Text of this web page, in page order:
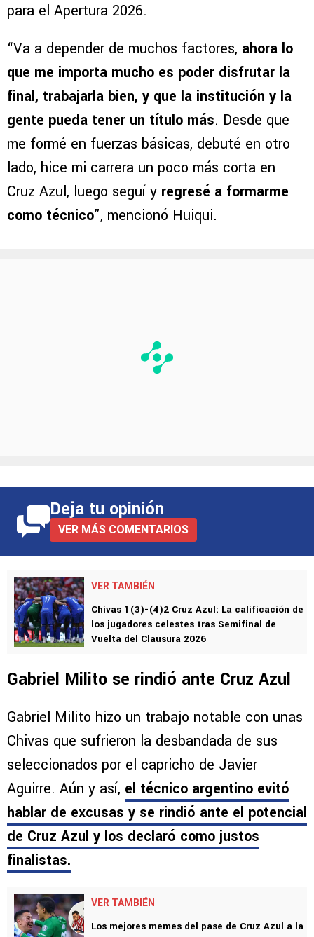
para el Apertura 2026.
“Va a depender de muchos factores, ahora lo
que me importa mucho es poder disfrutar la
final, trabajarla bien, y que la institución y la
gente pueda tener un título más. Desde que
me formé en fuerzas básicas, debuté en otro
lado, hice mi carrera un poco más corta en
Cruz Azul, luego seguí y regresé a formarme
como técnico”, mencionó Huiqui.
Deja tu opinión
VER MÁS COMENTARIOS
VER TAMBIÉN
Chivas 1(3)-(4)2 Cruz Azul: La calificación de
los jugadores celestes tras Semifinal de
Vuelta del Clausura 2026
Gabriel Milito se rindió ante Cruz Azul
Gabriel Milito hizo un trabajo notable con unas
Chivas que sufrieron la desbandada de sus
seleccionados por el capricho de Javier
Aguirre. Aún y así, el técnico argentino evitó
hablar de excusas y se rindió ante el potencial
de Cruz Azul y los declaró como justos
finalistas.
VER TAMBIÉN
Los mejores memes del pase de Cruz Azul a la